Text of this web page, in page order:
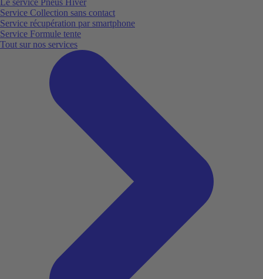
Service Collection sans contact
Service récupération par smartphone
Service Formule tente
Tout sur nos services